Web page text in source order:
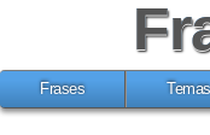
Frases Temas